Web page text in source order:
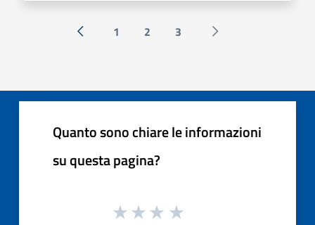
« Precedente
1 2 3 Successiva »
Quanto sono chiare le informazioni
su questa pagina?